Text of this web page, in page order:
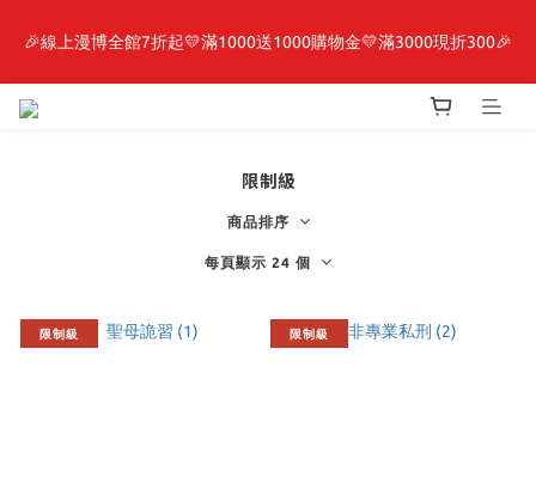
最新開賣🔥「全知讀者視角」 周邊商品
🎉線上漫博全館7折起💛滿1000送1000購物金💛滿3000現折300🎉
【抽籤堂】 影之強者、你又被殺了呢，偵探大人、約會大作戰、
限制級
商品排序
每頁顯示 24 個
限制級 限制級